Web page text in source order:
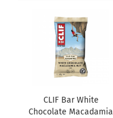
CLIF Bar White
Chocolate Macadamia